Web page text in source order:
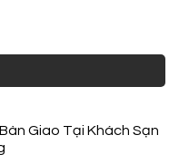
Giao Tại Khách Sạn